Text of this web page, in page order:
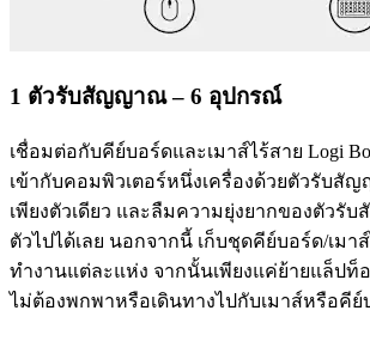
1 ตัวรับสัญญาณ – 6 อุปกรณ์
เชื่อมต่อกับคีย์บอร์ดและเมาส์ไร้สาย Logi
เข้ากับคอมพิวเตอร์หนึ่งเครื่องด้วยตัวรับสั
เพียงตัวเดียว และลืมความยุ่งยากของตัวรั
ตัวไปได้เลย นอกจากนี้ เก็บชุดคีย์บอร์ด/เมา
ทำงานแต่ละแห่ง จากนั้นเพียงแค่ย้ายแล็ปท็อ
ไม่ต้องพกพาหรือเดินทางไปกับเมาส์หรือคีย์